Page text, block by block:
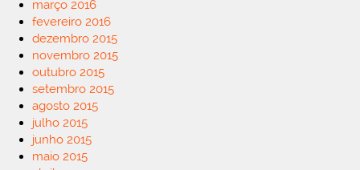
março 2016
fevereiro 2016
dezembro 2015
novembro 2015
outubro 2015
setembro 2015
agosto 2015
julho 2015
junho 2015
maio 2015